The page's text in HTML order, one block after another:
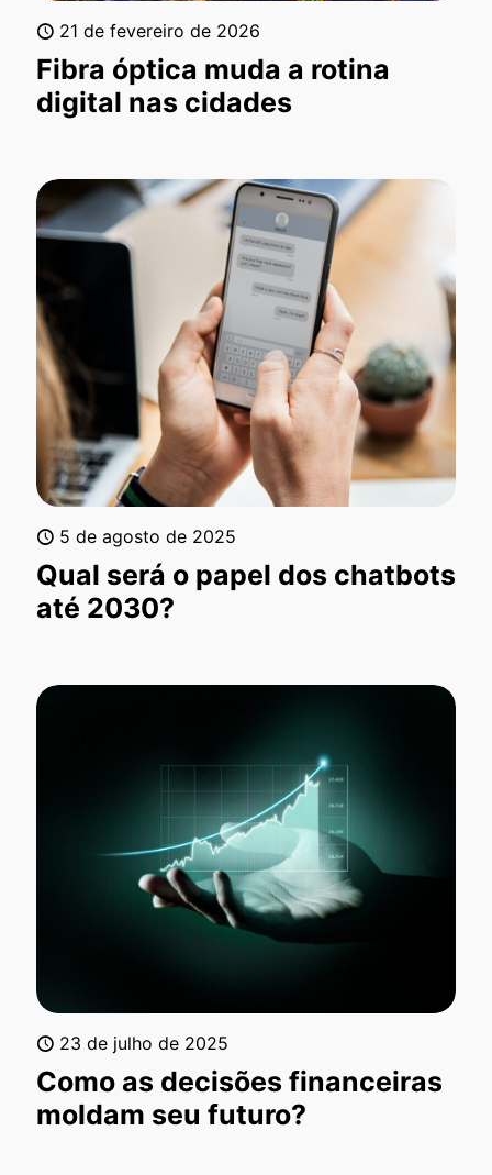
21 de fevereiro de 2026
Fibra óptica muda a rotina
digital nas cidades
5 de agosto de 2025
Qual será o papel dos chatbots
até 2030?
23 de julho de 2025
Como as decisões financeiras
moldam seu futuro?